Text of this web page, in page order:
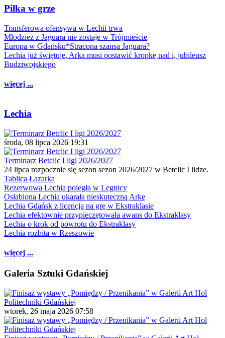
Piłka w grze
Transferowa ofensywa w Lechii trwa
Młodzież z Jaguara nie zostaje w Trójmieście
Europa w Gdańsku*Stracona szansa Jaguara?
Lechia już świętuje, Arka musi postawić kropkę nad i, jubileusz
Budziwojskiego
więcej ...
Lechia
środa, 08 lipca 2026 19:31
Terminarz Betclic I ligi 2026/2027
24 lipca rozpocznie się sezon sezon 2026/2027 w Betclic I lidze.
Tablica Łazarka
Rezerwowa Lechia poległa w Legnicy
Osłabiona Lechia ukarała nieskuteczną Arkę
Lechia Gdańsk z licencją na grę w Ekstraklasie
Lechia efektownie przypieczętowała awans do Ekstraklasy
Lechia o krok od powrotu do Ekstraklasy
Lechia rozbita w Rzeszowie
więcej ...
Galeria Sztuki Gdańskiej
wtorek, 26 maja 2026 07:58